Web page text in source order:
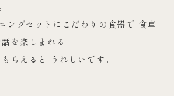
ングセットにこだわりの食器で 食卓
を楽しまれる
らえると うれしいです。